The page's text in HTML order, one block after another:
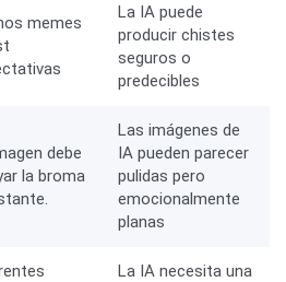
memes
La IA puede
producir chistes
seguros o
predecibles
debe
la broma
Las imágenes de
IA pueden parecer
pulidas pero
emocionalmente
planas
La IA necesita una